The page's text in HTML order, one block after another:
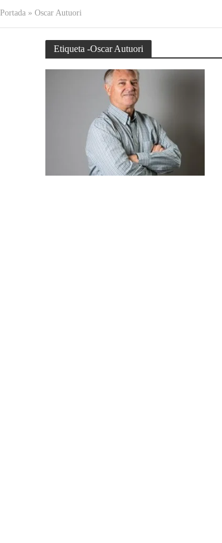
Portada » Oscar Autuori
Etiqueta -Oscar Autuori